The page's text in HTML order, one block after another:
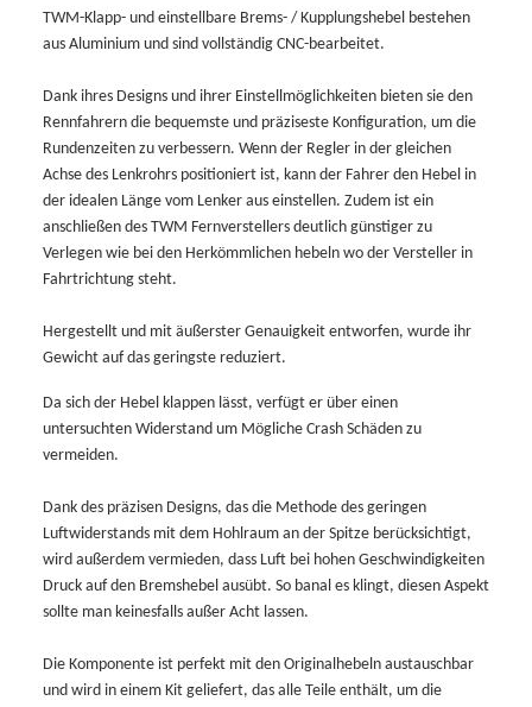
TWM-Klapp- und einstellbare Brems- / Kupplungshebel bestehen
aus Aluminium und sind vollständig CNC-bearbeitet.
Dank ihres Designs und ihrer Einstellmöglichkeiten bieten sie den
Rennfahrern die bequemste und präziseste Konfiguration, um die
Rundenzeiten zu verbessern. Wenn der Regler in der gleichen
Achse des Lenkrohrs positioniert ist, kann der Fahrer den Hebel in
der idealen Länge vom Lenker aus einstellen. Zudem ist ein
anschließen des TWM Fernverstellers deutlich günstiger zu
Verlegen wie bei den Herkömmlichen hebeln wo der Versteller in
Fahrtrichtung steht.
Hergestellt und mit äußerster Genauigkeit entworfen, wurde ihr
Gewicht auf das geringste reduziert.
Da sich der Hebel klappen lässt, verfügt er über einen
untersuchten Widerstand um Mögliche Crash Schäden zu
vermeiden.
Dank des präzisen Designs, das die Methode des geringen
Luftwiderstands mit dem Hohlraum an der Spitze berücksichtigt,
wird außerdem vermieden, dass Luft bei hohen Geschwindigkeiten
Druck auf den Bremshebel ausübt. So banal es klingt, diesen Aspekt
sollte man keinesfalls außer Acht lassen.
Die Komponente ist perfekt mit den Originalhebeln austauschbar
und wird in einem Kit geliefert, das alle Teile enthält, um die